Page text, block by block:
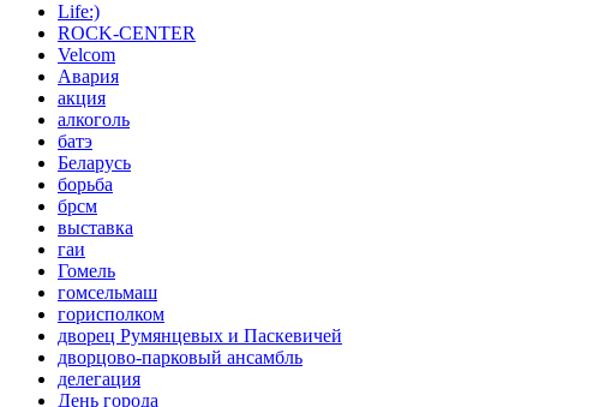
Life:)
ROCK-CENTER
Velcom
Авария
акция
алкоголь
батэ
Беларусь
борьба
брсм
выставка
гаи
Гомель
гомсельмаш
горисполком
дворец Румянцевых и Паскевичей
дворцово-парковый ансамбль
делегация
День города